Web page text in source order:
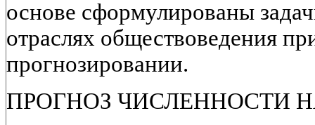
основе сформулированы
отраслях обществоведения
прогнозировании.
ПРОГНОЗ ЧИСЛЕННОСТИ